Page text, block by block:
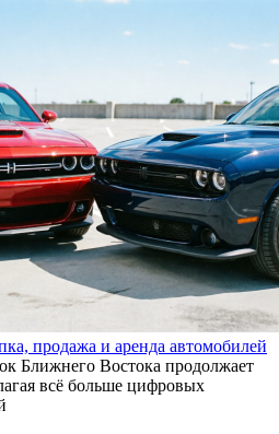
продажа и аренда автомобилей
Ближнего Востока продолжает
всё больше цифровых